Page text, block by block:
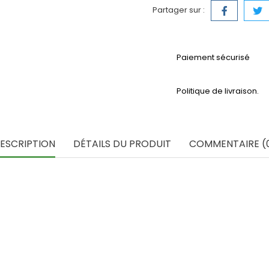
Partager sur :
Paiement sécurisé
Politique de livraison.
DÉTAILS DU PRODUIT COMMENTAIRE